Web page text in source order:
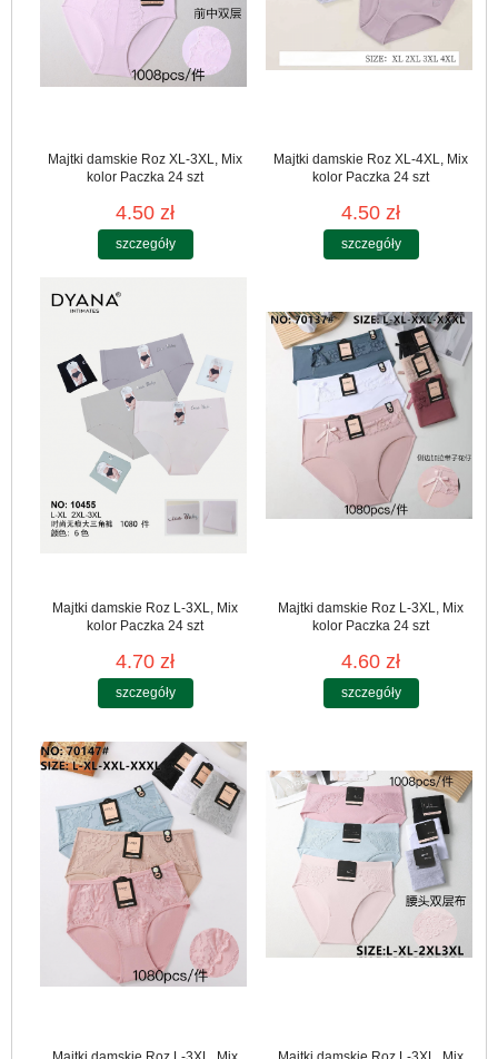
Majtki damskie Roz XL-3XL, Mix
kolor Paczka 24 szt
4.50 zł
szczegóły
Majtki damskie Roz XL-4XL, Mix
kolor Paczka 24 szt
4.50 zł
szczegóły
Majtki damskie Roz L-3XL, Mix
kolor Paczka 24 szt
4.70 zł
szczegóły
Majtki damskie Roz L-3XL, Mix
kolor Paczka 24 szt
4.60 zł
szczegóły